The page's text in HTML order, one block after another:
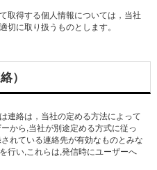
取得する個人情報については，当社
切に取り扱うものとします。
）
連絡は，当社の定める方法によって
から,当社が別途定める方式に従っ
れている連絡先が有効なものとみな
行い,これらは,発信時にユーザーへ